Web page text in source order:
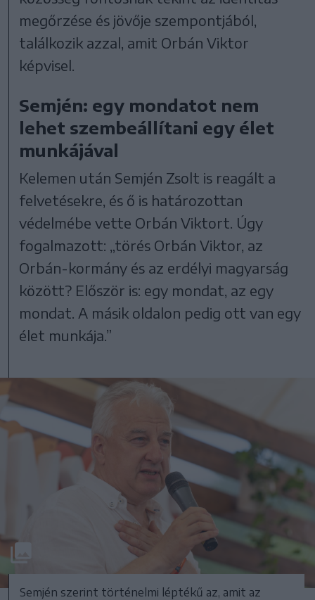
megőrzése és jövője szempontjából,
találkozik azzal, amit Orbán Viktor
képvisel.
Semjén: egy mondatot nem
lehet szembeállítani egy élet
munkájával
Kelemen után Semjén Zsolt is reagált a
felvetésekre, és ő is határozottan
védelmébe vette Orbán Viktort. Úgy
fogalmazott: „törés Orbán Viktor, az
Orbán-kormány és az erdélyi magyarság
között? Először is: egy mondat, az egy
mondat. A másik oldalon pedig ott van egy
élet munkája.”
Semjén szerint történelmi léptékű az, amit az